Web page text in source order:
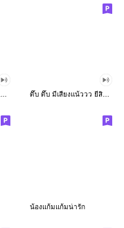
ดึ๊บ ดึ๊บ มีเสียงแน้ววว ยี่สิบเจ็ด ดึ๊บ ดึ๊บ มีเสียงแน้ววว ยี่สิบหก
น้องแก้มแก้มน่ารัก